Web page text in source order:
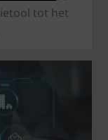
tot het